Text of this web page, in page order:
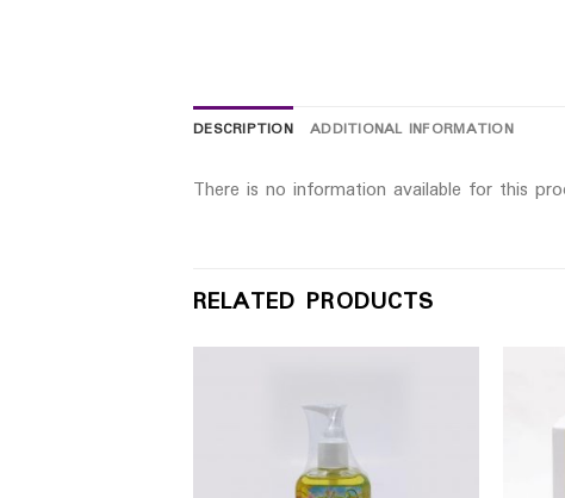
DESCRIPTION ADDITIONAL INFORMATION
There is no information available for this
RELATED PRODUCTS